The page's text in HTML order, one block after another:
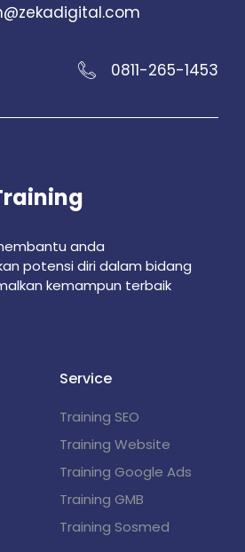
0811-265-1453
anda
potensi diri dalam bidang
kemampun terbaik
Service
Training SEO
Training Website
Training Google Ads
Training GMB
Training Sosmed